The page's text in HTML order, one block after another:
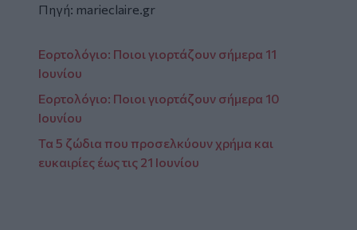
Πηγή: marieclaire.gr
Εορτολόγιο: Ποιοι γιορτάζουν σήμερα 11
Ιουνίου
Εορτολόγιο: Ποιοι γιορτάζουν σήμερα 10
Ιουνίου
Τα 5 ζώδια που προσελκύουν χρήμα και
ευκαιρίες έως τις 21 Ιουνίου